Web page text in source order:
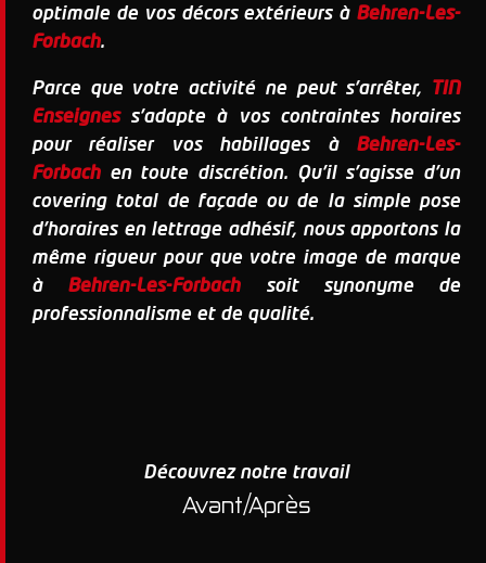
optimale de vos décors extérieurs à Behren-Les-
Forbach.
Parce que votre activité ne peut s'arrêter,
TIN
Enseigness'adapte à vos contraintes horaires
pour réaliser vos habillages à Behren-Les-
Forbachen toute discrétion. Qu'il s'agisse d'un
covering total de façade ou de la simple pose
d'horaires en lettrage adhésif, nous apportons la
même rigueur pour que votre image de marque
à Behren-Les-Forbachsoit synonyme de
professionnalisme et de qualité.
Découvrez notre travail
Avant/Après